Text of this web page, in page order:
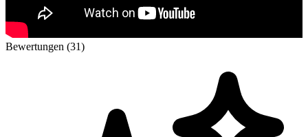
Bewertungen (31)